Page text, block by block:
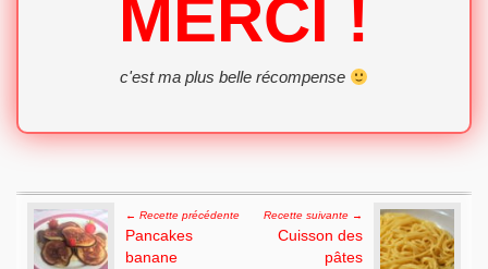
MERCI !
c'est ma plus belle récompense
Post navigation← Recette précédente
Pancakes
banane
Recette suivante →
Cuisson des
pâtes